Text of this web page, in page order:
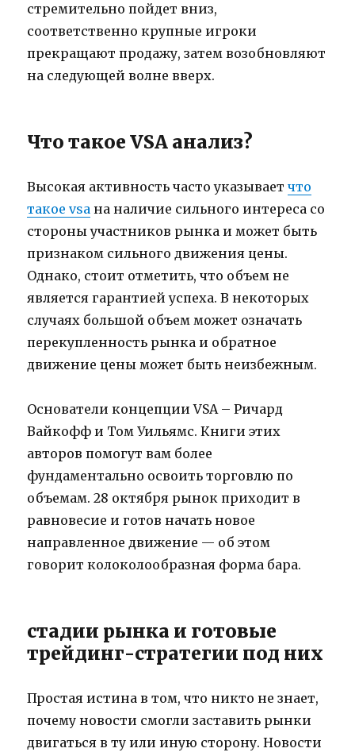
стремительно пойдет вниз,
соответственно крупные игроки
прекращают продажу, затем возобновляют
на следующей волне вверх.
Что такое VSA анализ?
Высокая активность часто указываетчто
такое vsa на наличие сильного интереса со
стороны участников рынка и может быть
признаком сильного движения цены.
Однако, стоит отметить, что объем не
является гарантией успеха. В некоторых
случаях большой объем может означать
перекупленность рынка и обратное
движение цены может быть неизбежным.
Основатели концепции VSA – Ричард
Вайкофф и Том Уильямс. Книги этих
авторов помогут вам более
фундаментально освоить торговлю по
объемам. 28 октября рынок приходит в
равновесие и готов начать новое
направленное движение — об этом
говорит колоколообразная форма бара.
стадии рынка и готовые
трейдинг-стратегии под них
Простая истина в том, что никто не знает,
почему новости смогли заставить рынки
двигаться в ту или иную сторону. Новости